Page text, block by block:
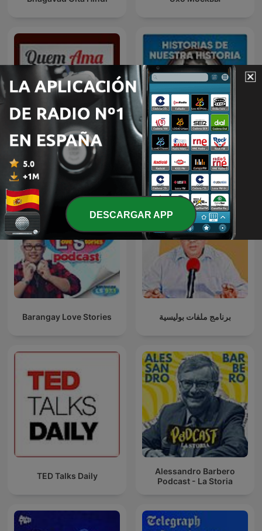
Quem Ama Não Esquece
Historias de nuestra
historia
Barangay Love Stories برنامج ملفات بوليسية
TED Talks Daily
Alessandro Barbero
Podcast - La Storia
DESCARGAR APP